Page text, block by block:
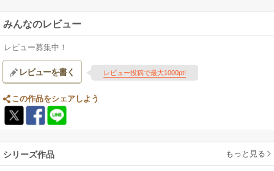
みんなのレビュー
レビュー募集中！
レビューを書く レビュー投稿で最大1000pt!
この作品をシェアしよう
シリーズ作品 もっと見る